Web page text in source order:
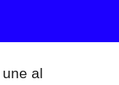
al